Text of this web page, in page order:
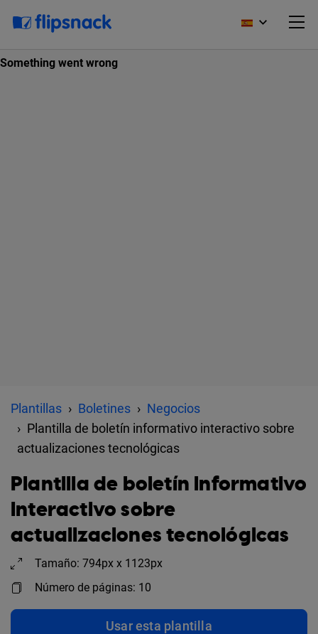
Plantillas Boletines
Negocios
Plantilla de boletín informativo interactivo sobre
actualizaciones tecnológicas
Plantilla de boletín informativo
interactivo sobre
actualizaciones tecnológicas
Tamaño: 794px x 1123px
Número de páginas: 10
Usar esta plantilla